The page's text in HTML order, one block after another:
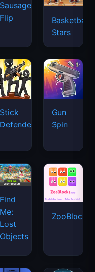
Sausage
Flip
Basketball
Stars
Stick
Defenders
Gun
Spin
Find
Me:
Lost
Objects
ZooBlocks